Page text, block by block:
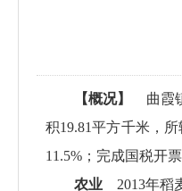
【概况】
曲霞
积19.81平方千米，
11.5%；完成国税开
农业 2013年稻